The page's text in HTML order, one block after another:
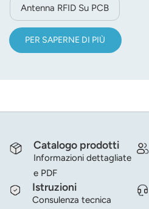
Antenna RFID Su PCB
PER SAPERNE DI PIÙ
Catalogo prodotti
Informazioni dettagliate
e PDF
Istruzioni
Consulenza tecnica